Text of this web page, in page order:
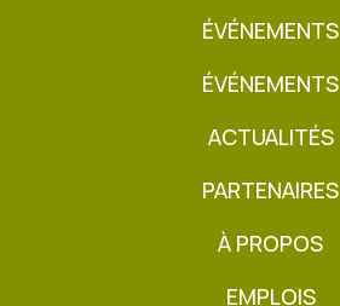
ÉVÉNEMENTS
ÉVÉNEMENTS
ACTUALITÉS
PARTENAIRES
À PROPOS
EMPLOIS